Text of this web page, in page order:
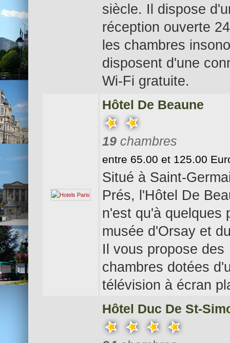
siècle. Il dispose
réception ouverte
les chambres
disposent d'une
Wi-Fi gratuite.
Hôtel De Beaune
19 chambres
entre 65.00 et 125.00
Situé à Saint-
Prés, l'Hôtel De
n'est qu'à quelques
musée d'Orsay et
Il vous propose des
chambres dotées
télévision à écran
Hôtel Duc De St-